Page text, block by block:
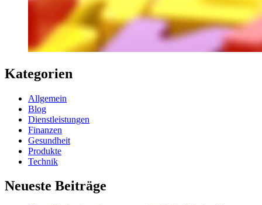
Kategorien
Allgemein
Blog
Dienstleistungen
Finanzen
Gesundheit
Produkte
Technik
Neueste Beiträge